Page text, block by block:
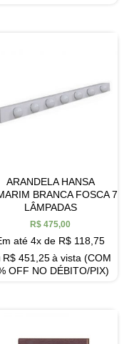
ARANDELA HANSA
BRANCA FOSCA 7
LÂMPADAS
R$ 475,00
até 4x de R$ 118,75
R$ 451,25à vista (COM
OFF NO DÉBITO/PIX)